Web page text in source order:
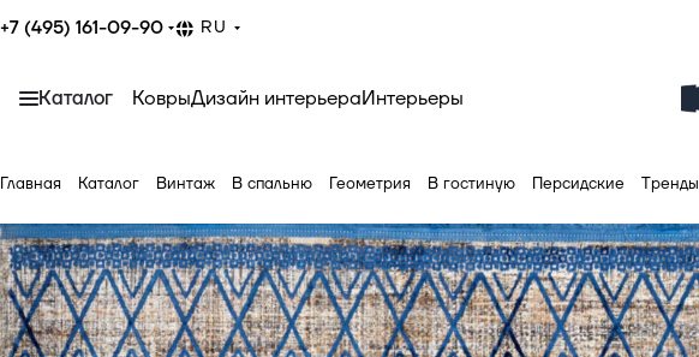
+7 (495) 161-09-90 RU
Каталог КоврыДизайн интерьераИнтерьеры
Главная Каталог Винтаж В спальню Геометрия В гостиную Персидские Тренды